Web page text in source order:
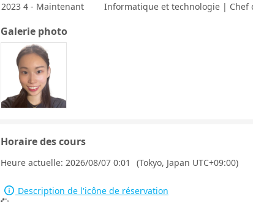
2023 4 - Maintenant Informatique et technologie | Chef
Galerie photo
Horaire des cours
Heure actuelle: 2026/08/07 0:01 (Tokyo, Japan UTC+09:00)
Description de l'icône de réservation